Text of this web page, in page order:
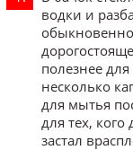
водки и
полезнее
несколько
для мытья
для тех,
застал